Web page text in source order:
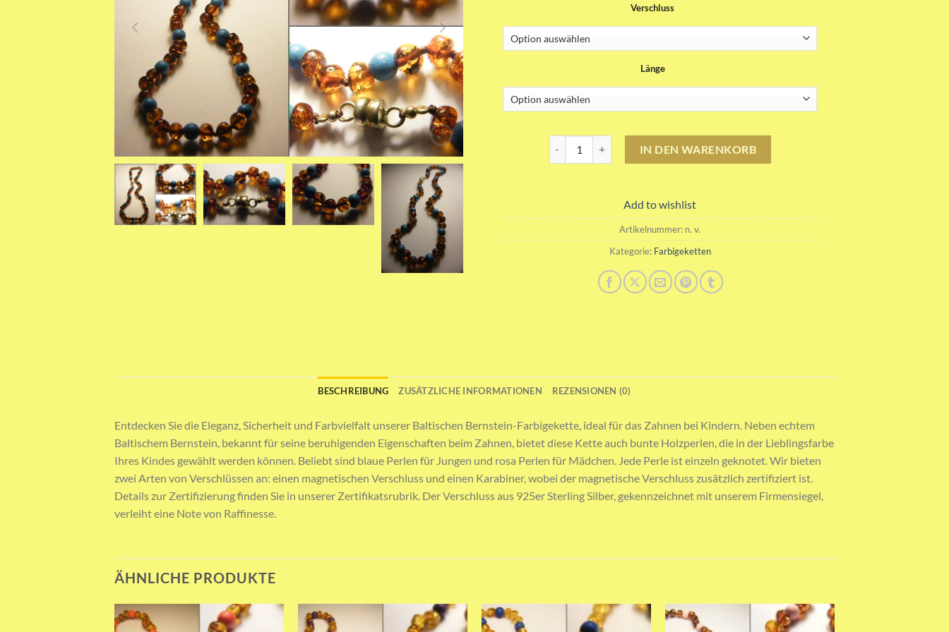
45.00CHF
Verschluss
Länge
IN DEN WARENKORB
Add to wishlist
Artikelnummer: n. v.
Kategorie: Farbigeketten
BESCHREIBUNG ZUSÄTZLICHE INFORMATIONEN REZENSIONEN (0)
Entdecken Sie die Eleganz, Sicherheit und Farbvielfalt unserer Baltischen Bernstein-Farbigekette, ideal für das Zahnen bei Kindern. Neben echtem
Baltischem Bernstein, bekannt für seine beruhigenden Eigenschaften beim Zahnen, bietet diese Kette auch bunte Holzperlen, die in der Lieblingsfarbe
Ihres Kindes gewählt werden können. Beliebt sind blaue Perlen für Jungen und rosa Perlen für Mädchen. Jede Perle ist einzeln geknotet. Wir bieten
zwei Arten von Verschlüssen an: einen magnetischen Verschluss und einen Karabiner, wobei der magnetische Verschluss zusätzlich zertifiziert ist.
Details zur Zertifizierung finden Sie in unserer Zertifikatsrubrik. Der Verschluss aus 925er Sterling Silber, gekennzeichnet mit unserem Firmensiegel,
verleiht eine Note von Raffinesse.
ÄHNLICHE PRODUKTE